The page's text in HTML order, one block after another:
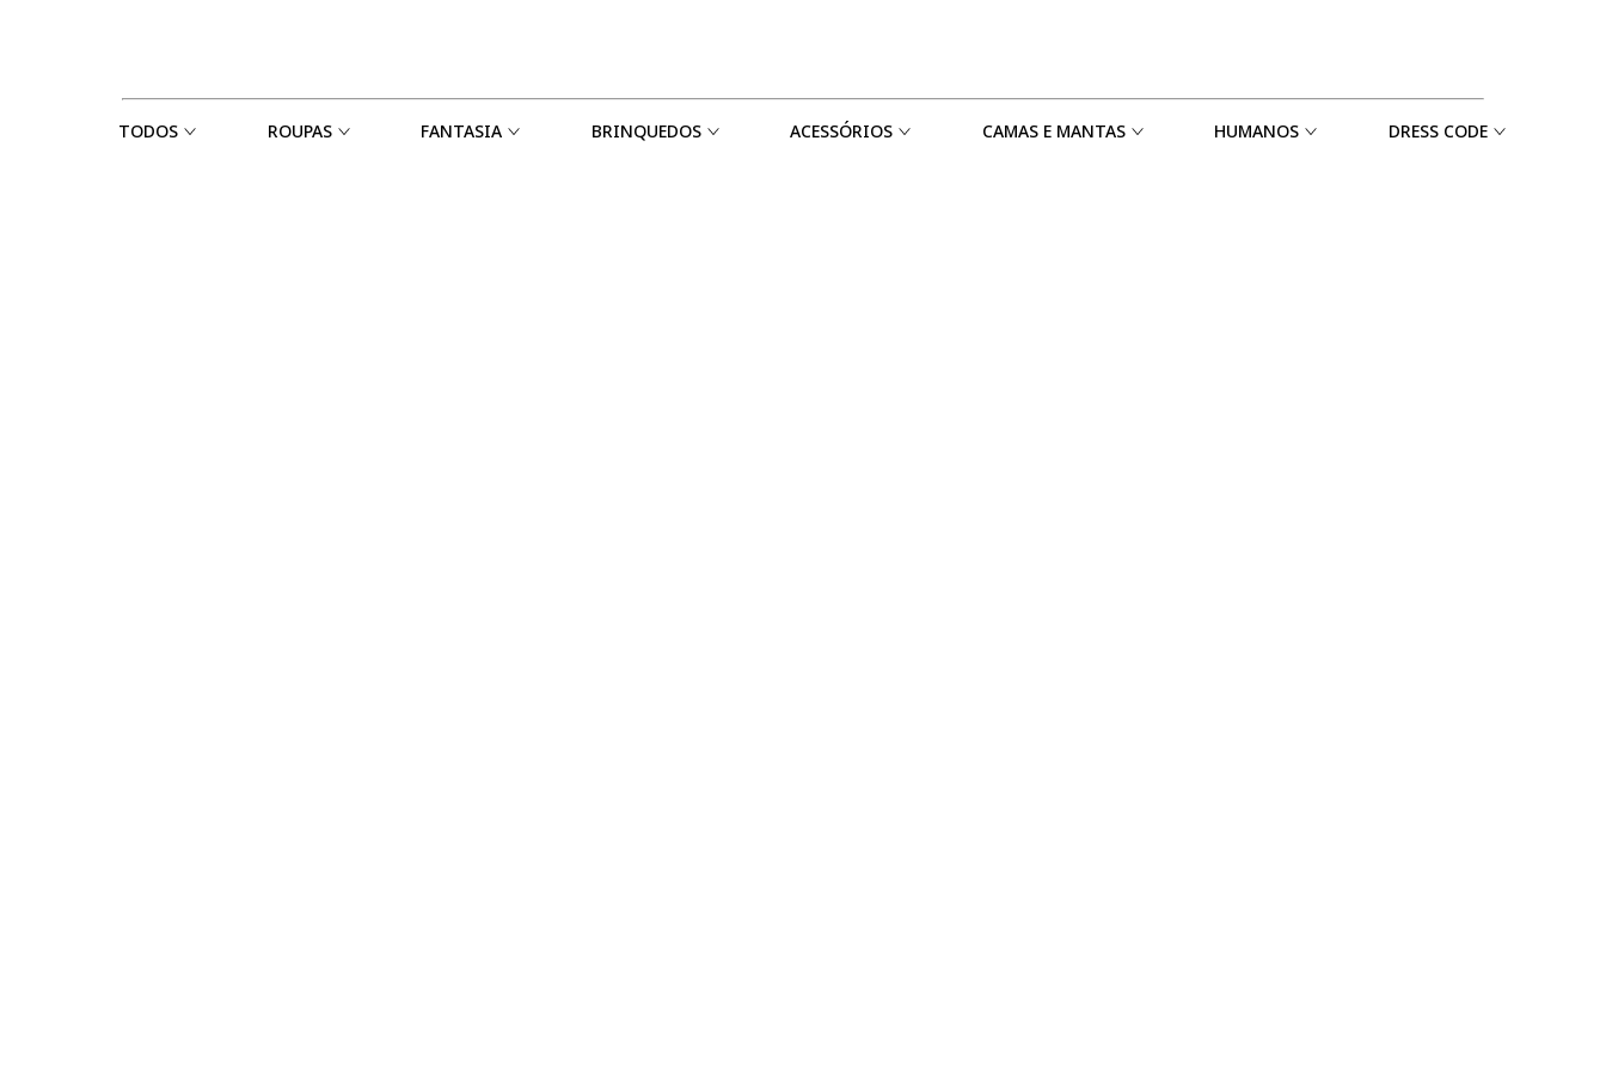
TODOS ROUPAS FANTASIA BRINQUEDOS ACESSÓRIOS CAMAS E MANTAS HUMANOS DRESS CODE